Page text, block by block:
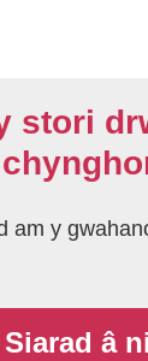
stori
am y
Siarad â ni